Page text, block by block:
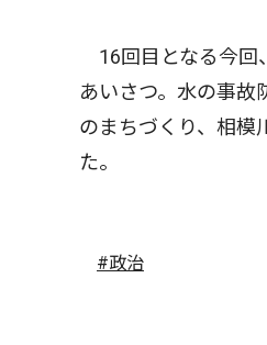
16回目となる今回
あいさつ。水の事故
のまちづくり、相模
た。
#政治